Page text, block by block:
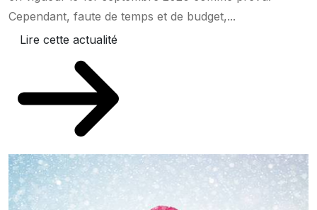
Cependant, faute de temps et de budget,...
Lire cette actualité